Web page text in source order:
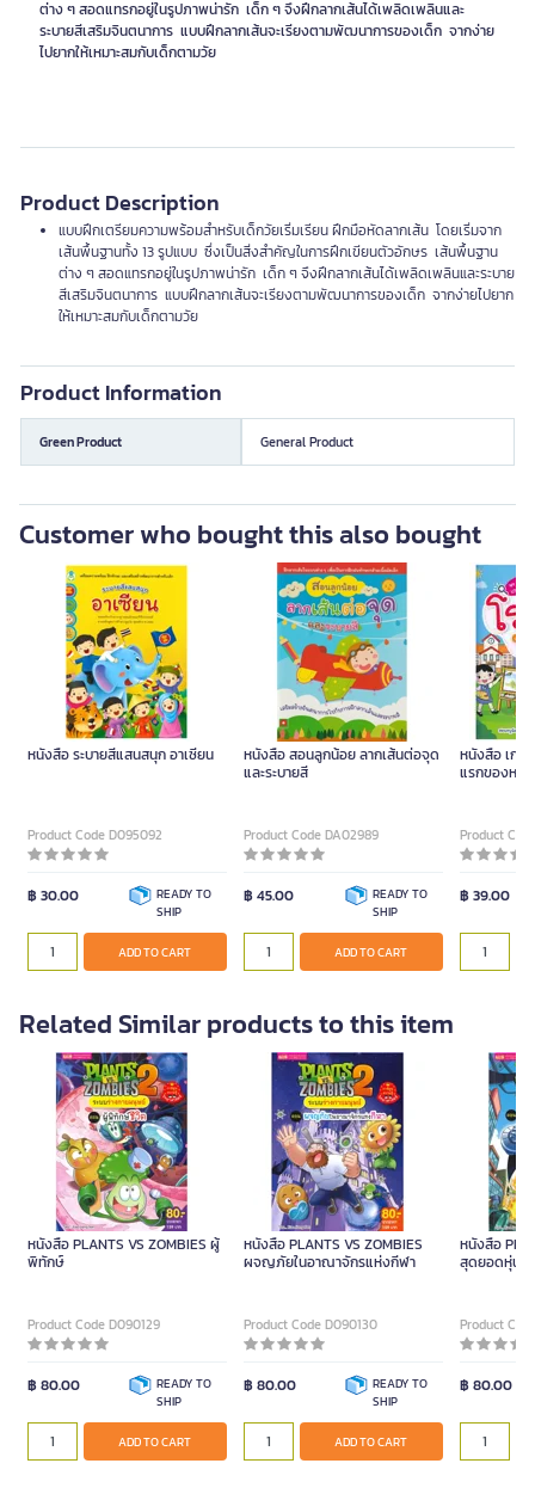
ต่าง ๆ สอดแทรกอยู่ในรูปภาพน่ารัก เด็ก ๆ จึงฝึกลากเส้นได้เพลิดเพลินและ
ระบายสีเสริมจินตนาการ แบบฝึกลากเส้นจะเรียงตามพัฒนาการของเด็ก จากง่าย
ไปยากให้เหมาะสมกับเด็กตามวัย
Product Description
แบบฝึกเตรียมความพร้อมสำหรับเด็กวัยเริ่มเรียน ฝึกมือหัดลากเส้น โดยเริ่มจาก
เส้นพื้นฐานทั้ง 13 รูปแบบ ซึ่งเป็นสิ่งสำคัญในการฝึกเขียนตัวอักษร เส้นพื้นฐาน
ต่าง ๆ สอดแทรกอยู่ในรูปภาพน่ารัก เด็ก ๆ จึงฝึกลากเส้นได้เพลิดเพลินและระบาย
สีเสริมจินตนาการ แบบฝึกลากเส้นจะเรียงตามพัฒนาการของเด็ก จากง่ายไปยาก
ให้เหมาะสมกับเด็กตามวัย
Product Information
Green Product General Product
Customer who bought this also bought
หนังสือ ระบายสีแสนสนุก อาเซียน
Product Code D095092
฿ 30.00
READY TO
SHIP
ADD TO CART
หนังสือ สอนลูกน้อย ลากเส้นต่อจุด
และระบายสี
Product Code DA02989
฿ 45.00
READY TO
SHIP
ADD TO CART
หนังสือ เกม
แรกของหนู
Product
฿ 39.00
Related Similar products to this item
หนังสือ PLANTS VS ZOMBIES ผู้
พิทักษ์
Product Code D090129
฿ 80.00
READY TO
SHIP
ADD TO CART
หนังสือ PLANTS VS ZOMBIES
ผจญภัยในอาณาจักรแห่งกีฬา
Product Code D090130
฿ 80.00
READY TO
SHIP
ADD TO CART
หนังสือ
สุดยอดหุ่นย
Product
฿ 80.00